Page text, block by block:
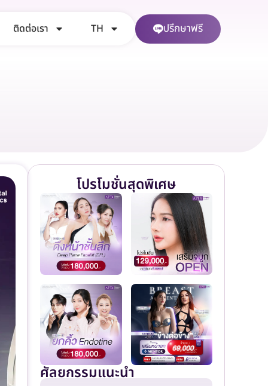
ติดต่อเรา TH ปรึกษาฟรี
โปรโมชั่นสุดพิเศษ
ศัลยกรรมแนะนำ